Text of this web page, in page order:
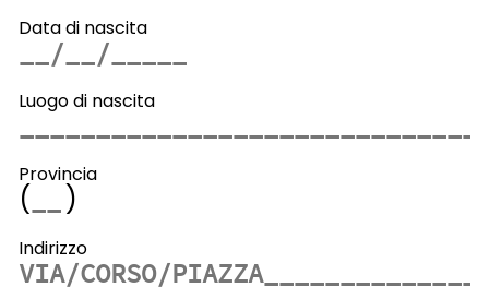
Data di nascita
Luogo di nascita
Provincia
( )
Indirizzo